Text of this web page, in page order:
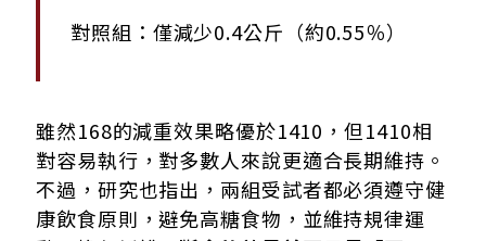
對照組：僅減少0.4公斤（約0.55％）
雖然168的減重效果略優於1410，但1410相
對容易執行，對多數人來說更適合長期維持。
不過，研究也指出，兩組受試者都必須遵守健
康飲食原則，避免高糖食物，並維持規律運